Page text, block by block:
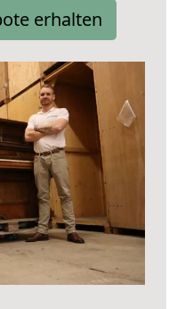
erhalten